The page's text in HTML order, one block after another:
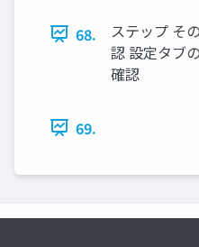
68.
ステップ そ
認 設定タブ
確認
69.